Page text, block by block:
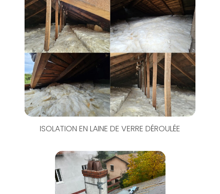
ISOLATION EN LAINE DE VERRE DÉROULÉE